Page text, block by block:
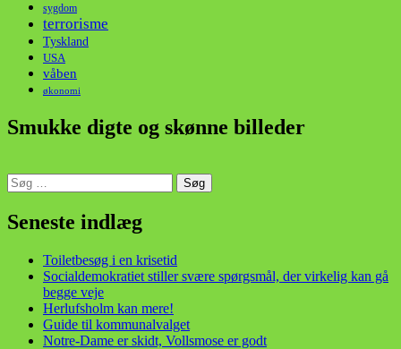
sygdom
terrorisme
Tyskland
USA
våben
økonomi
Smukke digte og skønne billeder
Søg
efter:
Seneste indlæg
Toiletbesøg i en krisetid
Socialdemokratiet stiller svære spørgsmål, der virkelig kan gå
begge veje
Herlufsholm kan mere!
Guide til kommunalvalget
Notre-Dame er skidt, Vollsmose er godt